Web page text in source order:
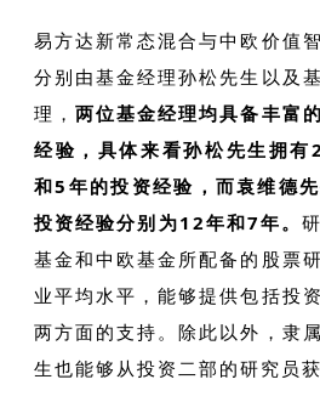
易方达新常态混合与中欧价值
分别由基金经理孙松先生以及
理，两位基金经理均具备丰富
经验，具体来看孙松先生拥
和5年的投资经验，而袁维德
投资经验分别为12年和7年。
基金和中欧基金所配备的股票
业平均水平，能够提供包括投
两方面的支持。除此以外，隶
生也能够从投资二部的研究员